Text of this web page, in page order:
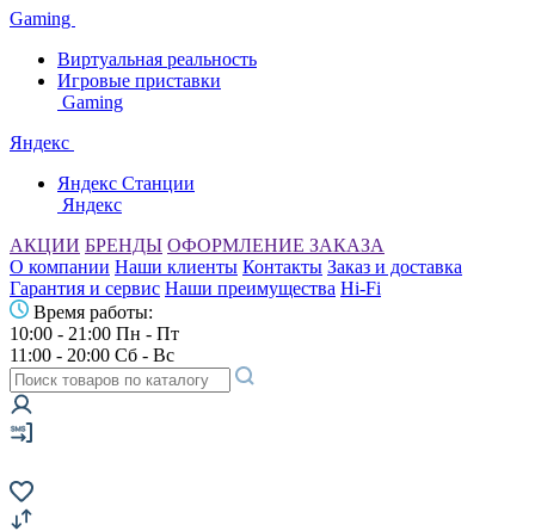
Gaming
Виртуальная реальность
Игровые приставки
Gaming
Яндекс
Яндекс Станции
Яндекс
АКЦИИ БРЕНДЫ ОФОРМЛЕНИЕ ЗАКАЗА
О компании Наши клиенты Контакты Заказ и доставка
Гарантия и сервис Наши преимущества Hi-Fi
Время работы:
10:00 - 21:00 Пн - Пт
11:00 - 20:00 Сб - Вс